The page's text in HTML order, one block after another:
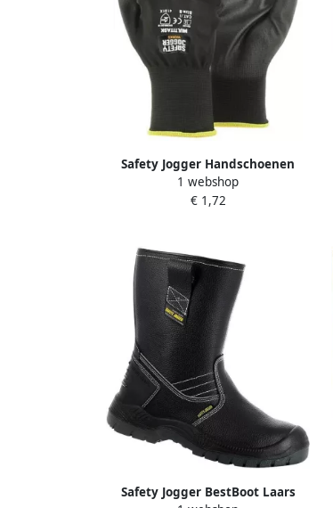
Safety Jogger Handschoenen
Multitask 4131X | Zwart |
5415132312351
1 webshop
€ 1,72
Safety Jogger BestBoot Laars